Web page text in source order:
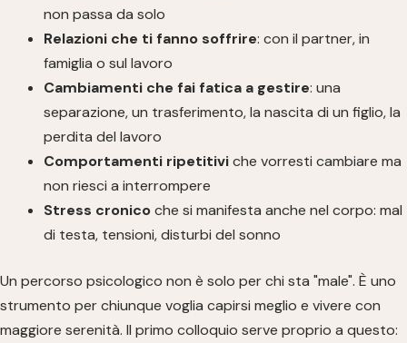
non passa da solo
Relazioni che ti fanno soffrire: con il partner, in
famiglia o sul lavoro
Cambiamenti che fai fatica a gestire: una
separazione, un trasferimento, la nascita di un figlio, la
perdita del lavoro
Comportamenti ripetitiviche vorresti cambiare ma
non riesci a interrompere
Stress cronicoche si manifesta anche nel corpo: mal
di testa, tensioni, disturbi del sonno
Un percorso psicologico non è solo per chi sta "male". È uno
strumento per chiunque voglia capirsi meglio e vivere con
maggiore serenità. Il primo colloquio serve proprio a questo: